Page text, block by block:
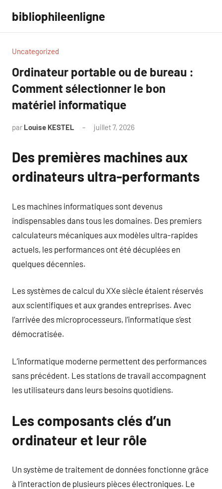
contenu
bibliophileenligne
Uncategorized
Ordinateur portable ou de bureau :
Comment sélectionner le bon
matériel informatique
par Louise KESTEL juillet 7, 2026
Des premières machines aux
ordinateurs ultra-performants
Les machines informatiques sont devenus
indispensables dans tous les domaines. Des premiers
calculateurs mécaniques aux modèles ultra-rapides
actuels, les performances ont été décuplées en
quelques décennies.
Les systèmes de calcul du XXe siècle étaient réservés
aux scientifiques et aux grandes entreprises. Avec
l’arrivée des microprocesseurs, l’informatique s’est
démocratisée.
L’informatique moderne permettent des performances
sans précédent. Les stations de travail accompagnent
les utilisateurs dans leurs besoins quotidiens.
Les composants clés d’un
ordinateur et leur rôle
Un système de traitement de données fonctionne grâce
à l’interaction de plusieurs pièces électroniques. Le